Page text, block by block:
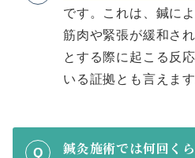
です。これは、鍼に
筋肉や緊張が緩和さ
とする際に起こる反
いる証拠とも言えます
Q
鍼灸施術では何回く